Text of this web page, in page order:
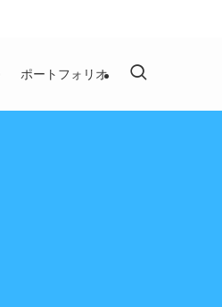
ポートフォリオ